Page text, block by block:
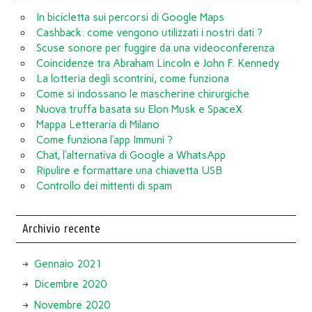
In bicicletta sui percorsi di Google Maps
Cashback: come vengono utilizzati i nostri dati ?
Scuse sonore per fuggire da una videoconferenza
Coincidenze tra Abraham Lincoln e John F. Kennedy
La lotteria degli scontrini, come funziona
Come si indossano le mascherine chirurgiche
Nuova truffa basata su Elon Musk e SpaceX
Mappa Letteraria di Milano
Come funziona l’app Immuni ?
Chat, l’alternativa di Google a WhatsApp
Ripulire e formattare una chiavetta USB
Controllo dei mittenti di spam
Archivio recente
Gennaio 2021
Dicembre 2020
Novembre 2020